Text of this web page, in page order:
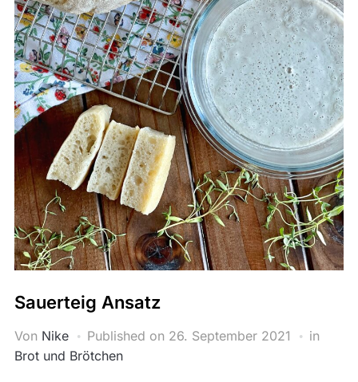
Sauerteig Ansatz
Von Nike Published on 26. September 2021
in
Brot und Brötchen